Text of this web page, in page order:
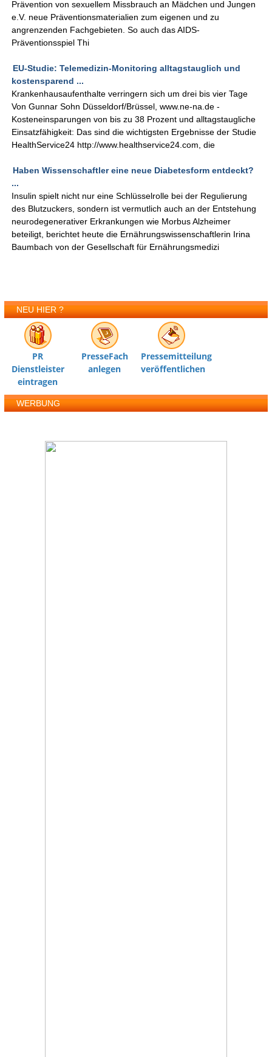
Prävention von sexuellem Missbrauch an Mädchen und Jungen
e.V. neue Präventionsmaterialien zum eigenen und zu
angrenzenden Fachgebieten. So auch das AIDS-
Präventionsspiel Thi
EU-Studie: Telemedizin-Monitoring alltagstauglich und
kostensparend ...
Krankenhausaufenthalte verringern sich um drei bis vier Tage
Von Gunnar Sohn Düsseldorf/Brüssel, www.ne-na.de -
Kosteneinsparungen von bis zu 38 Prozent und alltagstaugliche
Einsatzfähigkeit: Das sind die wichtigsten Ergebnisse der Studie
HealthService24 http://www.healthservice24.com, die
Haben Wissenschaftler eine neue Diabetesform entdeckt?
...
Insulin spielt nicht nur eine Schlüsselrolle bei der Regulierung
des Blutzuckers, sondern ist vermutlich auch an der Entstehung
neurodegenerativer Erkrankungen wie Morbus Alzheimer
beteiligt, berichtet heute die Ernährungswissenschaftlerin Irina
Baumbach von der Gesellschaft für Ernährungsmedizi
NEU HIER ?
PR
Dienstleister
eintragen
PresseFach
anlegen
Pressemitteilung
veröffentlichen
WERBUNG